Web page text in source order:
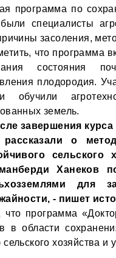
программа по
специалисты
засоления,
что программа
состояния
плодородия.
обучили
земель.
завершения
рассказали о
сельского
Ханеков
для
- пишет
что программа
в области
сельского хозяйства